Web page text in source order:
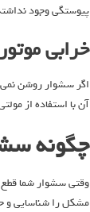
پیوستگی وجود
خرابی
اگر سشوار روشن
آن با استفاده از
چگونه
وقتی سشوار شما قطع
مشکل را شناسایی و